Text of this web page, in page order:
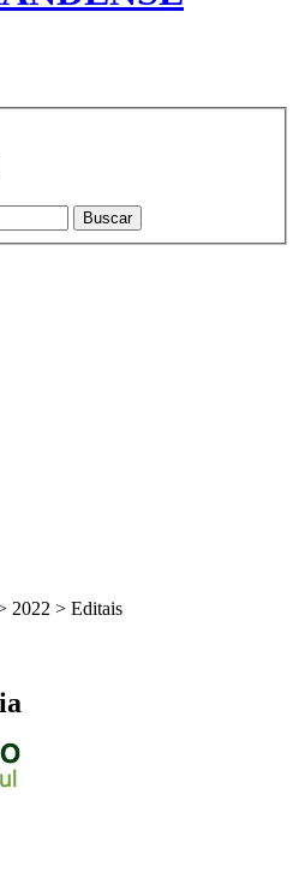
Buscar
2022 > Editais